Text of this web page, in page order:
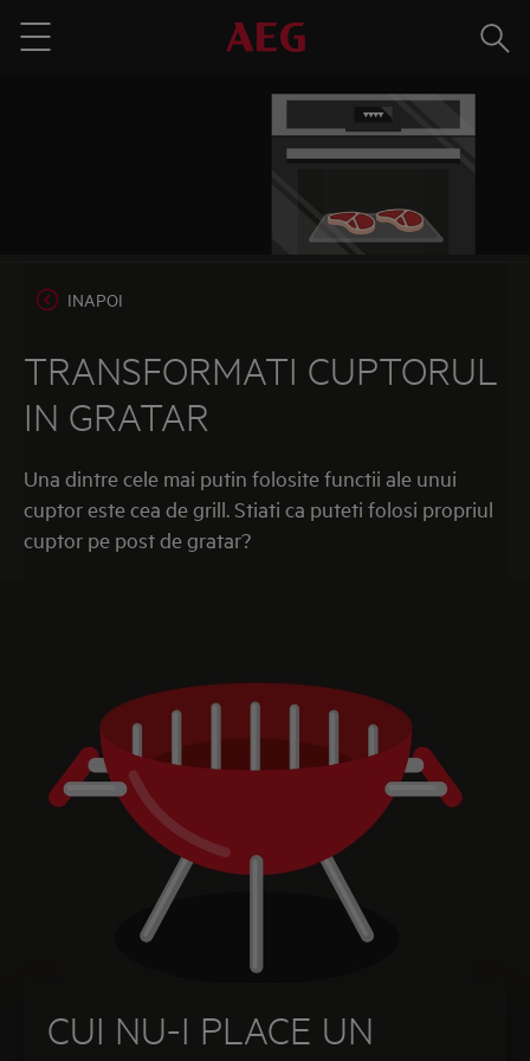
Menu
INAPOI
TRANSFORMATI CUPTORUL
IN GRATAR
Una dintre cele mai putin folosite functii ale unui
cuptor este cea de grill. Stiati ca puteti folosi propriul
cuptor pe post de gratar?
CUI NU-I PLACE UN